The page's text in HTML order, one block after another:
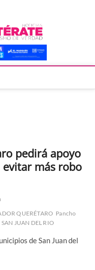
pedirá apoyo
más robo
QUERÉTARO Pancho
SAN JUAN DEL RIO
de San Juan del